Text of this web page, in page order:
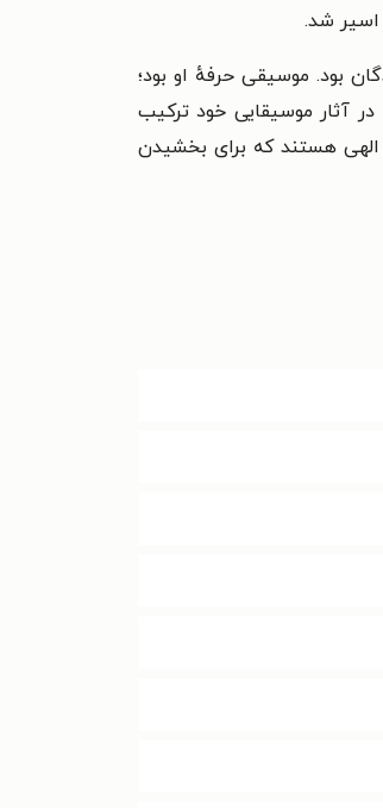
بود. موسیقی حرفهٔ او بود؛
در آثار موسیقایی خود ترکیب
الهی هستند که برای بخشیدن